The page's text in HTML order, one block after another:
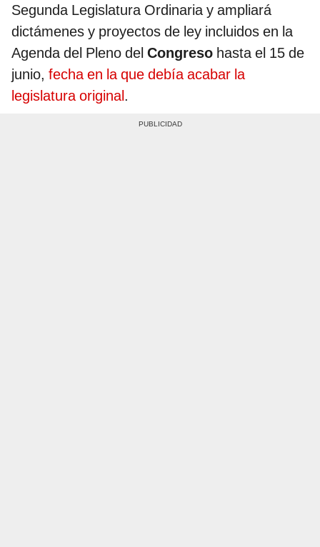
Segunda Legislatura Ordinaria y ampliará
dictámenes y proyectos de ley incluidos en la
Agenda del Pleno del Congreso hasta el 15 de
junio, fecha en la que debía acabar la
legislatura original.